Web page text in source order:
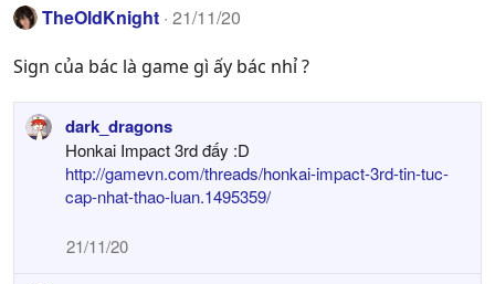
TheOldKnight 21/11/20
Sign của bác là game gì ấy bác nhỉ ?
dark_dragons
Honkai Impact 3rd đấy :D
http://gamevn.com/threads/honkai-impact-3rd-tin-tuc-
cap-nhat-thao-luan.1495359/
21/11/20